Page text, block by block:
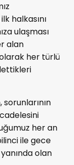
halkasını
ulaşması
alan
olarak her türlü
her an
ile gece
olan